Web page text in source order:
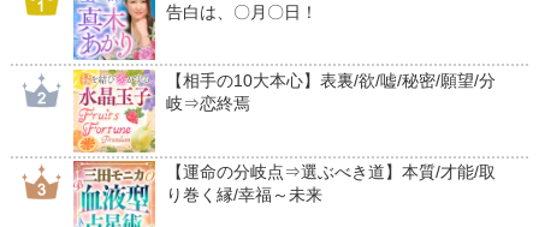
告白は、〇月〇日！
【相手の10大本心】表裏/欲/嘘/秘密/願望/分
岐⇒恋終焉
【運命の分岐点⇒選ぶべき道】本質/才能/取
り巻く縁/幸福～未来